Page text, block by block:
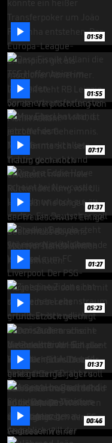
24
seconds
 01:58
 01:55
 07:17
 01:37
 01:27
 05:23
 01:37
 00:46